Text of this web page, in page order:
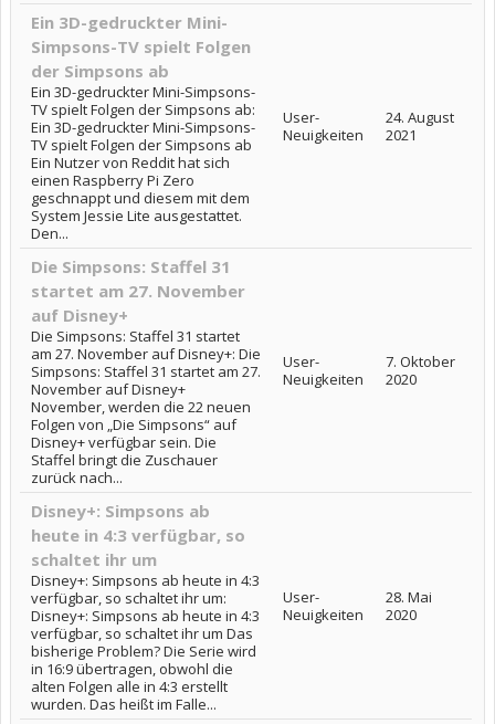
Ein 3D-gedruckter Mini-
Simpsons-TV spielt Folgen
der Simpsons ab
Ein 3D-gedruckter Mini-Simpsons-
TV spielt Folgen der Simpsons ab:
Ein 3D-gedruckter Mini-Simpsons-
TV spielt Folgen der Simpsons ab
Ein Nutzer von Reddit hat sich
einen Raspberry Pi Zero
geschnappt und diesem mit dem
System Jessie Lite ausgestattet.
Den...
User-
Neuigkeiten
24. August
2021
Die Simpsons: Staffel 31
startet am 27. November
auf Disney+
Die Simpsons: Staffel 31 startet
am 27. November auf Disney+: Die
Simpsons: Staffel 31 startet am 27.
November auf Disney+
November, werden die 22 neuen
Folgen von „Die Simpsons“ auf
Disney+ verfügbar sein. Die
Staffel bringt die Zuschauer
zurück nach...
User-
Neuigkeiten
7. Oktober
2020
Disney+: Simpsons ab
heute in 4:3 verfügbar, so
schaltet ihr um
Disney+: Simpsons ab heute in 4:3
verfügbar, so schaltet ihr um:
Disney+: Simpsons ab heute in 4:3
verfügbar, so schaltet ihr um Das
bisherige Problem? Die Serie wird
in 16:9 übertragen, obwohl die
alten Folgen alle in 4:3 erstellt
wurden. Das heißt im Falle...
User-
Neuigkeiten
28. Mai
2020